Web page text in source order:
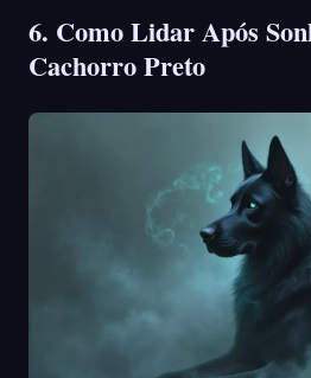
6. Como Lidar Após
Cachorro Preto